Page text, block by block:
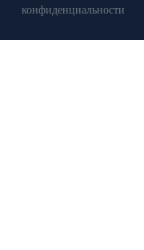
конфиденциальности